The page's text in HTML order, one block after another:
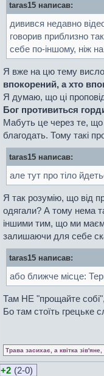
taras15 написав:
дивився недавно
говорив приблизно
себе по-іншому, ніж
Я вже на цю тему
впокорений, а хто
Я думаю, що ці
Бог противиться
Мабуть це через те, що
благодать. Тому такі
taras15 написав:
але тут про тіло
Я так розумію, що від
одягали? А тому нема
іншими тим, що ми
залишаючи для себе
taras15 написав:
або ближче місце:
Там НЕ "прощайте
Бо там стоїть грецьке
Трава засихає, а квітка
+2 (2-0)